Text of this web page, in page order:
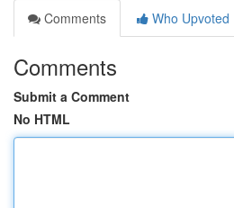
Comments
Who Upvoted
Comments
Submit a Comment
No HTML